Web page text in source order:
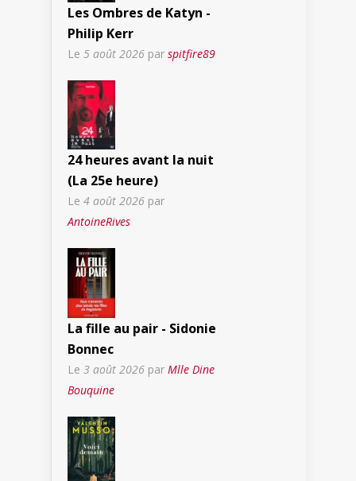
Les Ombres de Katyn -
Philip Kerr
Le 5 août 2026 par spitfire89
24 heures avant la nuit
(La 25e heure)
Le 4 août 2026 par
AntoineRives
La fille au pair - Sidonie
Bonnec
Le 3 août 2026 par Mlle Dine
Bouquine